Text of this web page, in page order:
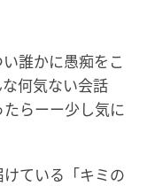
誰かに愚痴をこ
何気ない会話
らーー少し気に
ている「キミの